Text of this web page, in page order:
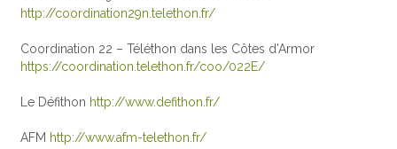
http://coordination29n.telethon.fr/
Coordination 22 – Téléthon dans les Côtes d’Armor
https://coordination.telethon.fr/coo/022E/
Le Défithon http://www.defithon.fr/
AFM http://www.afm-telethon.fr/